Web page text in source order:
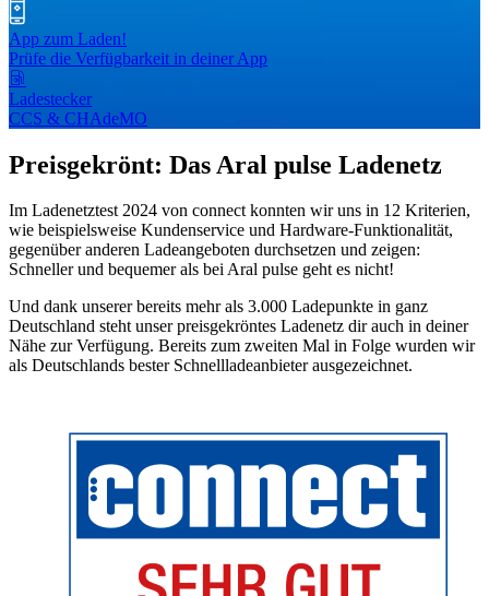
App zum Laden!
Prüfe die Verfügbarkeit in deiner App
Ladestecker
CCS & CHAdeMO
Preisgekrönt: Das Aral pulse Ladenetz
Im Ladenetztest 2024 von connect konnten wir uns in 12 Kriterien,
wie beispielsweise Kundenservice und Hardware-Funktionalität,
gegenüber anderen Ladeangeboten durchsetzen und zeigen:
Schneller und bequemer als bei Aral pulse geht es nicht!
Und dank unserer bereits mehr als 3.000 Ladepunkte in ganz
Deutschland steht unser preisgekröntes Ladenetz dir auch in deiner
Nähe zur Verfügung. Bereits zum zweiten Mal in Folge wurden wir
als Deutschlands bester Schnellladeanbieter ausgezeichnet.